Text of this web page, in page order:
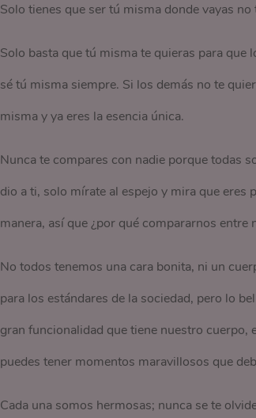
Solo tienes que ser tú misma donde vayas
Solo basta que tú misma te quieras para
sé tú misma siempre. Si los demás no te
misma y ya eres la esencia única.
Nunca te compares con nadie porque todas
dio a ti, solo mírate al espejo y mira que eres
manera, así que ¿por qué compararnos entre
No todos tenemos una cara bonita, ni un
para los estándares de la sociedad, pero lo
gran funcionalidad que tiene nuestro cuerpo,
puedes tener momentos maravillosos que
Cada una somos hermosas; nunca se te